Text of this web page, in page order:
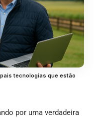
tecnologias que estão
por uma verdadeira